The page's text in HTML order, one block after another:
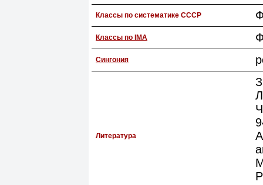
Классы по систематике СССР
Классы по IMA
Сингония
Литература